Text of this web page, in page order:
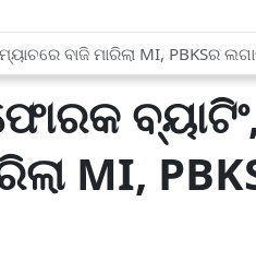
ବାଜି ମାରିଲା MI, PBKSର
MI,